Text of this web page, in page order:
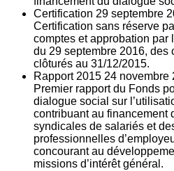
Certification 29 septembre
Certification sans réserve
comptes et approbation par
du 29 septembre 2016, des
clôturés au 31/12/2015.
Rapport 2015 24 novembre
Premier rapport du Fonds
dialogue social sur
contribuant au financement
syndicales de salariés et
professionnelles
concourant au
missions d’intérêt général.